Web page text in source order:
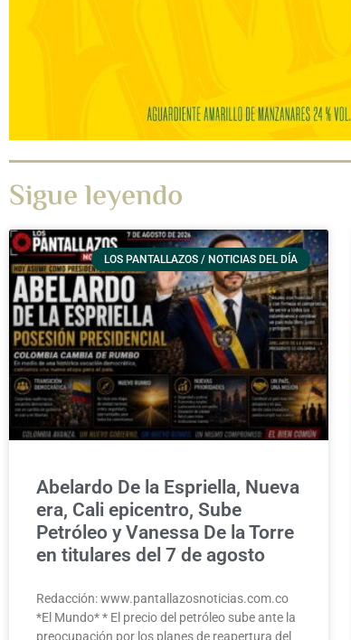
Sigue leyendo
LOS PANTALLAZOS / NOTICIAS DEL DÍA
Abelardo De la Espriella, Nueva
era, Cali epicentro, Sube
Petróleo y Vanessa De la Torre
en titulares del 7 de agosto
Redacción: www.pantallazosnoticias.com.co
*El Mundo* * El precio del petróleo sube ante la
preocupación por los planes de reapertura del